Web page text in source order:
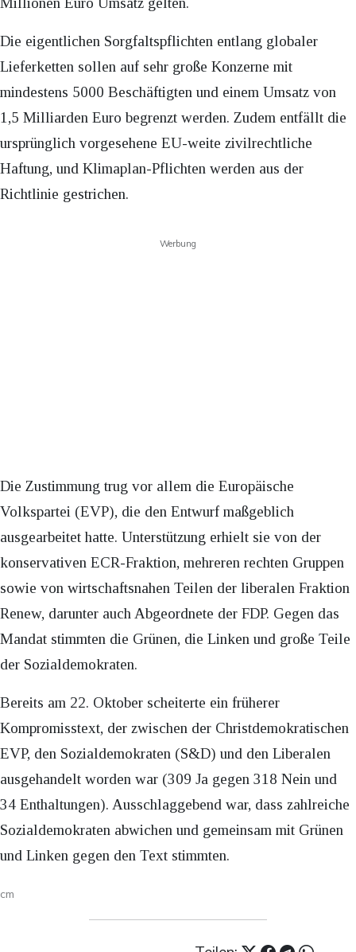
Die eigentlichen Sorgfaltspflichten entlang globaler
Lieferketten sollen auf sehr große Konzerne mit
mindestens 5000 Beschäftigten und einem Umsatz von
1,5 Milliarden Euro begrenzt werden. Zudem entfällt die
ursprünglich vorgesehene EU-weite zivilrechtliche
Haftung, und Klimaplan-Pflichten werden aus der
Richtlinie gestrichen.
Werbung
Die Zustimmung trug vor allem die Europäische
Volkspartei (EVP), die den Entwurf maßgeblich
ausgearbeitet hatte. Unterstützung erhielt sie von der
konservativen ECR-Fraktion, mehreren rechten Gruppen
sowie von wirtschaftsnahen Teilen der liberalen Fraktion
Renew, darunter auch Abgeordnete der FDP. Gegen das
Mandat stimmten die Grünen, die Linken und große Teile
der Sozialdemokraten.
Bereits am 22. Oktober scheiterte ein früherer
Kompromisstext, der zwischen der Christdemokratischen
EVP, den Sozialdemokraten (S&D) und den Liberalen
ausgehandelt worden war (309 Ja gegen 318 Nein und
34 Enthaltungen). Ausschlaggebend war, dass zahlreiche
Sozialdemokraten abwichen und gemeinsam mit Grünen
und Linken gegen den Text stimmten.
cm